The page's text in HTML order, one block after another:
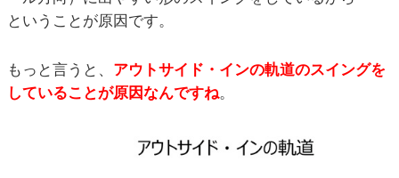
ということが原因です。
もっと言うと、 アウトサイド・インの軌道のスイングを
していることが原因なんですね。